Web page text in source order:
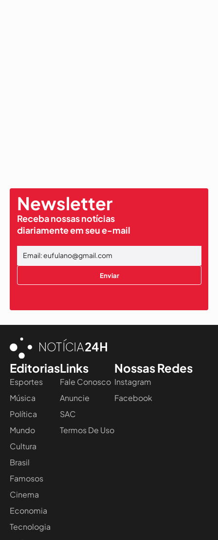
Newsletter
Receba nossas notícias
diariamente em seu e-mail
Enviar
Editorias
Esportes
Música
Política
Mundo
Cultura
Brasil
Famosos
Cinema
Economia
Tecnologia
Links
Fale Conosco
Anuncie
SAC
Termos De Uso
Nossas Redes
Instagram
Facebook